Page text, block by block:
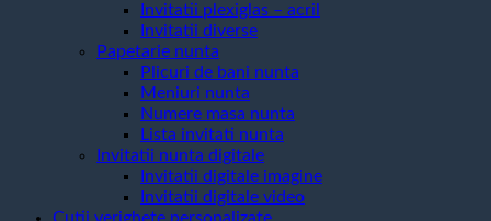
Invitatii plexiglas – acril
Invitatii diverse
Papetarie nunta
Plicuri de bani nunta
Meniuri nunta
Numere masa nunta
Lista invitati nunta
Invitatii nunta digitale
Invitatii digitale imagine
Invitatii digitale video